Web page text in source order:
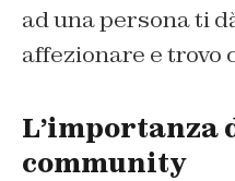
ad una persona ti
affezionare e trovo
L’importanza
community